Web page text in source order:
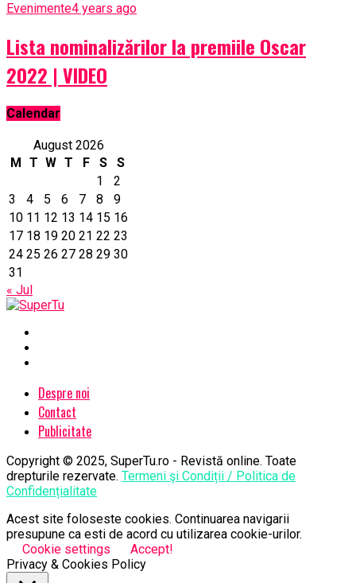
Evenimente4 years ago
Lista nominalizărilor la premiile Oscar
2022 | VIDEO
Calendar
August 2026
M
T W T F S
S
1
2
3
4 5 6 7 8
9
10 11 12 13 14 15 16
17 18 19 20 21 22 23
24 25 26 27 28 29 30
31
« Jul
Despre noi
Contact
Publicitate
Copyright © 2025, SuperTu.ro - Revistă online. Toate
drepturile rezervate. Termeni şi Condiții / Politica de
Confidențialitate
Acest site foloseste cookies. Continuarea navigarii
presupune ca esti de acord cu utilizarea cookie-urilor.
Cookie settings
Accept!
Privacy & Cookies Policy